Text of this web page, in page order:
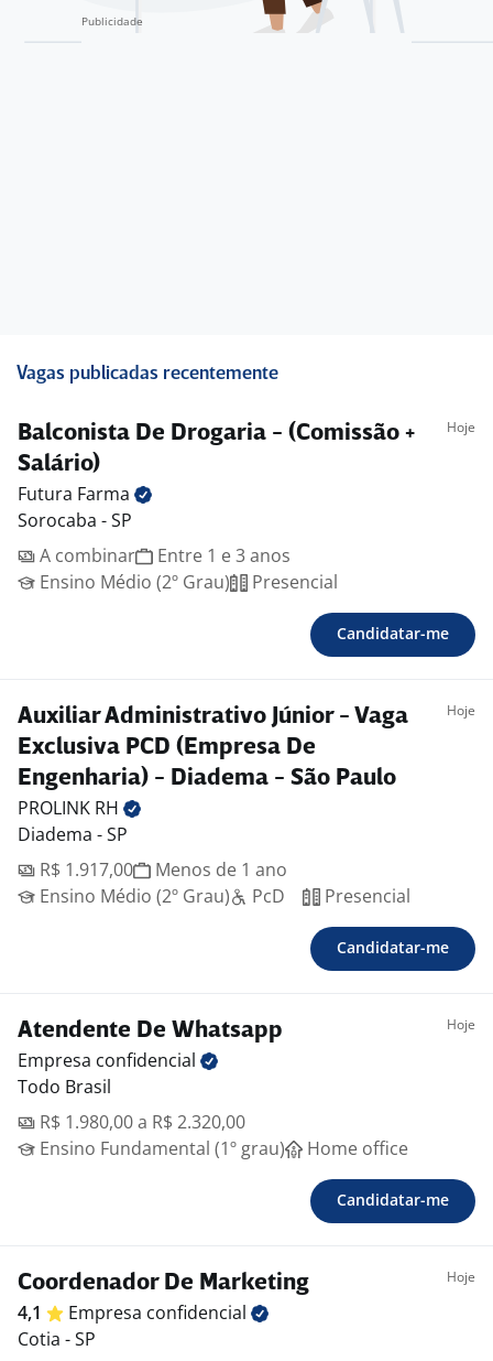
Vagas publicadas recentemente
Balconista De Drogaria - (Comissão +
Salário)
Hoje
Futura Farma
Sorocaba - SP
A combinar
Entre 1 e 3 anos
Ensino Médio (2º Grau)
Presencial
Candidatar-me
Auxiliar Administrativo Júnior - Vaga
Exclusiva PCD (Empresa De
Engenharia) - Diadema - São Paulo
Hoje
PROLINK RH
Diadema - SP
R$ 1.917,00
Menos de 1 ano
Ensino Médio (2º Grau)
PcD Presencial
Candidatar-me
Atendente De Whatsapp Hoje
Empresa confidencial
Todo Brasil
R$ 1.980,00 a R$ 2.320,00
Ensino Fundamental (1º grau)
Home office
Candidatar-me
Coordenador De Marketing Hoje
4,1 Empresa confidencial
Cotia - SP